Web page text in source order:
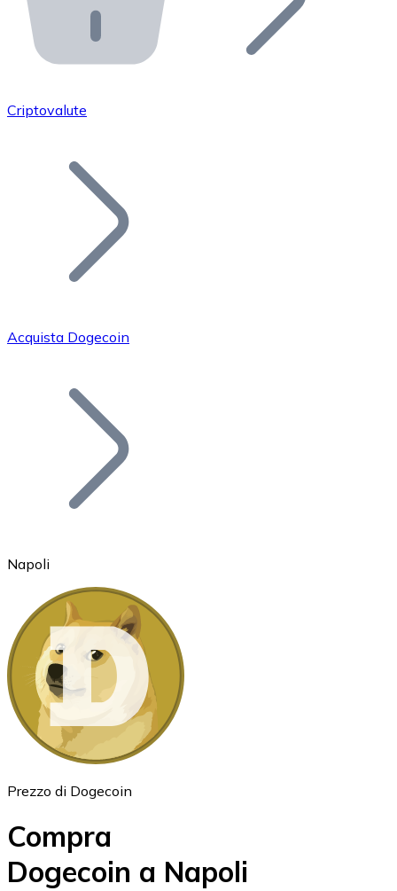
API Bitnovo
Integra la nostra API nel tuo ecosistema.
Unisciti alla nostra rete di rivenditori e
Aggiungi il token del tuo progetto al nostro servizio di
Bitcoin
Ethereum
ETH
Criptovalute
Acquista Dogecoin
Napoli
Prezzo di Dogecoin
Compra
Dogecoin a Napoli